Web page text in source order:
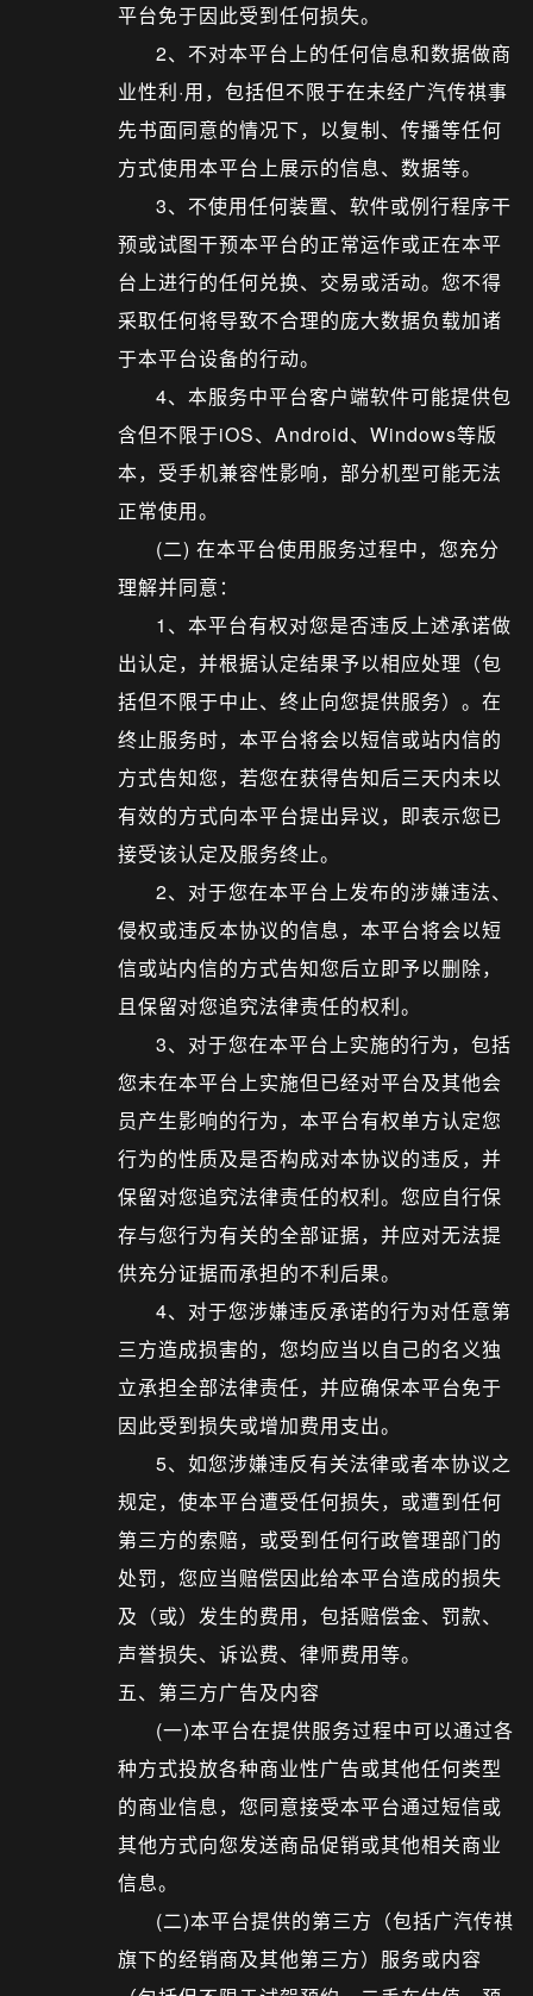
平台免于因此受到任何损失。
2、不对本平台上的任何信息和数据做商
业性利·用，包括但不限于在未经广汽传祺事
先书面同意的情况下，以复制、传播等任何
方式使用本平台上展示的信息、数据等。
3、不使用任何装置、软件或例行程序干
预或试图干预本平台的正常运作或正在本平
台上进行的任何兑换、交易或活动。您不得
采取任何将导致不合理的庞大数据负载加诸
于本平台设备的行动。
4、本服务中平台客户端软件可能提供包
含但不限于iOS、Android、Windows等版
本，受手机兼容性影响，部分机型可能无法
正常使用。
(二) 在本平台使用服务过程中，您充分
理解并同意：
1、本平台有权对您是否违反上述承诺做
出认定，并根据认定结果予以相应处理（包
括但不限于中止、终止向您提供服务）。在
终止服务时，本平台将会以短信或站内信的
方式告知您，若您在获得告知后三天内未以
有效的方式向本平台提出异议，即表示您已
接受该认定及服务终止。
2、对于您在本平台上发布的涉嫌违法、
侵权或违反本协议的信息，本平台将会以短
信或站内信的方式告知您后立即予以删除，
且保留对您追究法律责任的权利。
3、对于您在本平台上实施的行为，包括
您未在本平台上实施但已经对平台及其他会
员产生影响的行为，本平台有权单方认定您
行为的性质及是否构成对本协议的违反，并
保留对您追究法律责任的权利。您应自行保
存与您行为有关的全部证据，并应对无法提
供充分证据而承担的不利后果。
4、对于您涉嫌违反承诺的行为对任意第
三方造成损害的，您均应当以自己的名义独
立承担全部法律责任，并应确保本平台免于
因此受到损失或增加费用支出。
5、如您涉嫌违反有关法律或者本协议之
规定，使本平台遭受任何损失，或遭到任何
第三方的索赔，或受到任何行政管理部门的
处罚，您应当赔偿因此给本平台造成的损失
及（或）发生的费用，包括赔偿金、罚款、
声誉损失、诉讼费、律师费用等。
五、第三方广告及内容
(一)本平台在提供服务过程中可以通过各
种方式投放各种商业性广告或其他任何类型
的商业信息，您同意接受本平台通过短信或
其他方式向您发送商品促销或其他相关商业
信息。
(二)本平台提供的第三方（包括广汽传祺
旗下的经销商及其他第三方）服务或内容